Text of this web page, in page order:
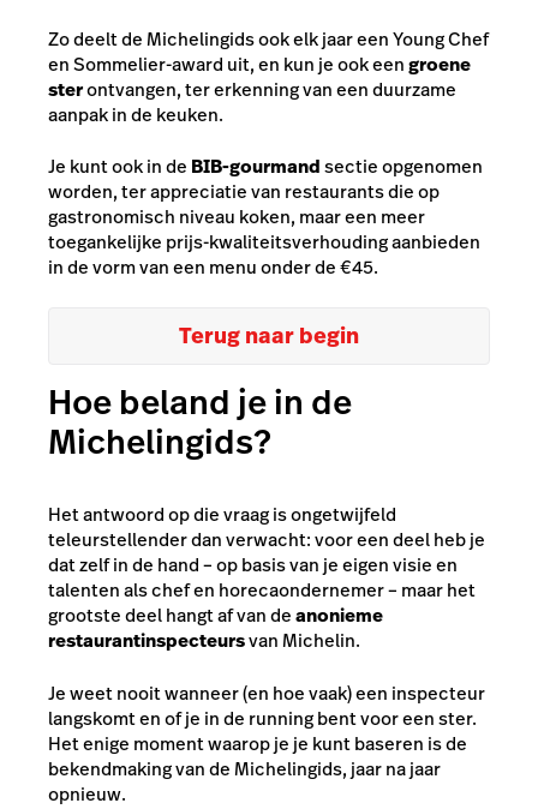
Zo deelt de Michelingids ook elk jaar een Young Chef
en Sommelier-award uit, en kun je ook eengroene
sterontvangen, ter erkenning van een duurzame
aanpak in de keuken.
Je kunt ook in de BIB-gourmandsectie opgenomen
worden, ter appreciatie van restaurants die op
gastronomisch niveau koken, maar een meer
toegankelijke prijs-kwaliteitsverhouding aanbieden
in de vorm van een menu onder de €45.
Terug naar begin
Hoe beland je in de
Michelingids?
Het antwoord op die vraag is ongetwijfeld
teleurstellender dan verwacht: voor een deel heb je
dat zelf in de hand – op basis van je eigen visie en
talenten als chef en horecaondernemer – maar het
grootste deel hangt af van deanonieme
restaurantinspecteursvan Michelin.
Je weet nooit wanneer (en hoe vaak) een inspecteur
langskomt en of je in de running bent voor een ster.
Het enige moment waarop je je kunt baseren is de
bekendmaking van de Michelingids, jaar na jaar
opnieuw.